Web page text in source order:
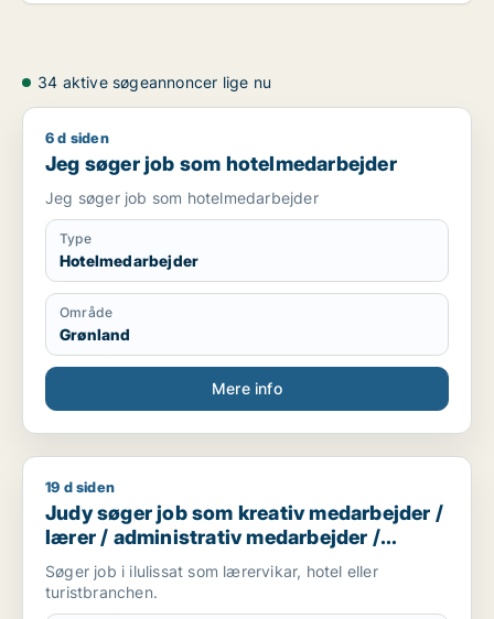
34 aktive søgeannoncer lige nu
Jeg søger job som hotelmedarbejder
6 d siden
Jeg søger job som hotelmedarbejder
Jeg søger job som hotelmedarbejder
Type
Hotelmedarbejder
Område
Grønland
Mere info
Judy søger job som kreativ medarbejder / lærer /
19 d siden
Judy søger job som kreativ medarbejder /
lærer / administrativ medarbejder /
receptionist
Søger job i ilulissat som lærervikar, hotel eller
turistbranchen.